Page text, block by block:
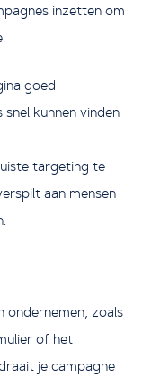
inzetten om
goed
kunnen vinden
targeting te
aan mensen
ondernemen, zoals
of het
je campagne